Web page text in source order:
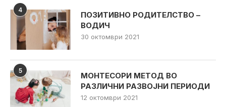
4
ПОЗИТИВНО РОДИТЕЛСТВО –
ВОДИЧ
30 октомври 2021
5
МОНТЕСОРИ МЕТОД ВО
РАЗЛИЧНИ РАЗВОЈНИ ПЕРИОДИ
12 октомври 2021